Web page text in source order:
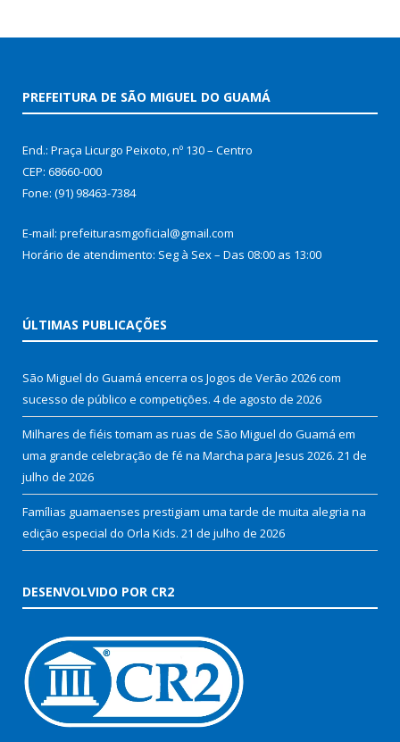
PREFEITURA DE SÃO MIGUEL DO GUAMÁ
End.: Praça Licurgo Peixoto, nº 130 – Centro
CEP: 68660-000
Fone: (91) 98463-7384
E-mail: prefeiturasmgoficial@gmail.com
Horário de atendimento: Seg à Sex – Das 08:00 as 13:00
ÚLTIMAS PUBLICAÇÕES
São Miguel do Guamá encerra os Jogos de Verão 2026 com
sucesso de público e competições. 4 de agosto de 2026
Milhares de fiéis tomam as ruas de São Miguel do Guamá em
uma grande celebração de fé na Marcha para Jesus 2026. 21 de
julho de 2026
Famílias guamaenses prestigiam uma tarde de muita alegria na
edição especial do Orla Kids. 21 de julho de 2026
DESENVOLVIDO POR CR2